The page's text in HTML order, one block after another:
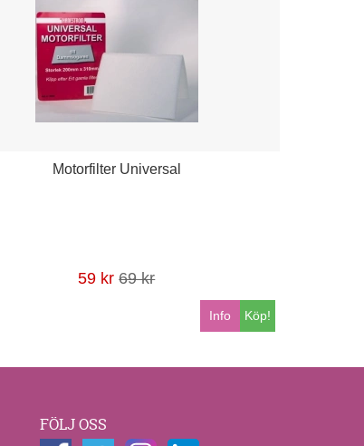
Motorfilter Universal
59 kr 69 kr
Köp!
Info
FÖLJ OSS